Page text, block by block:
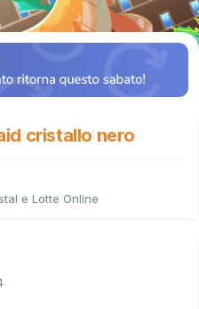
cristallo nero
e Lotte Online